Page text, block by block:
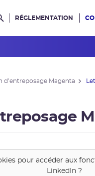
dans le site
RÉGLEMENTATION
d’entreposage Magenta
pour accéder aux
LinkedIn?